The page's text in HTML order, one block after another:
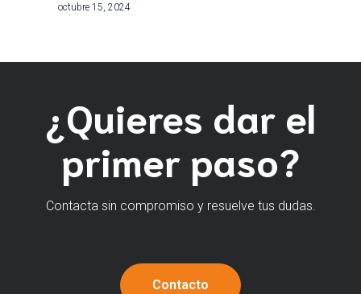
octubre 15, 2024
¿Quieres dar el
primer paso?
Contacta sin compromiso y resuelve tus dudas.
Contacto